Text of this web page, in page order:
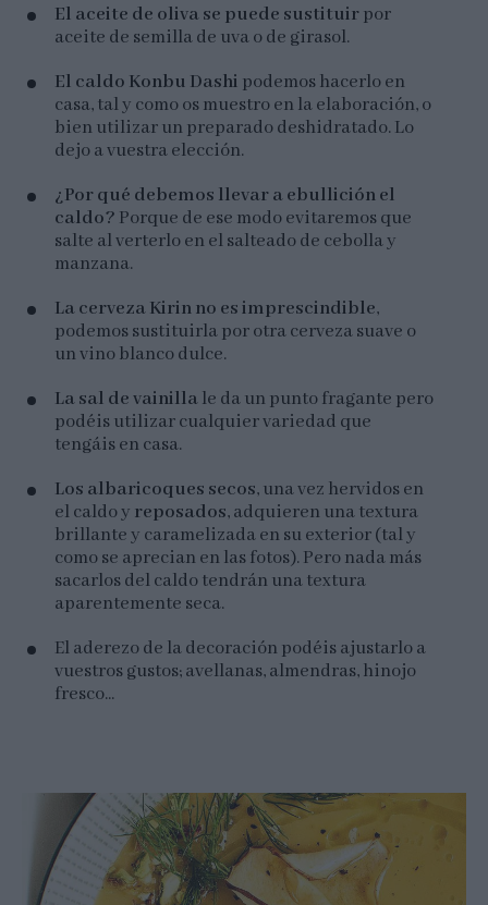
El aceite de oliva se puede sustituirpor
aceite de semilla de uva o de girasol.
El caldo Konbu Dashi podemos hacerlo en
casa, tal y como os muestro en la elaboración, o
bien utilizar un preparado deshidratado. Lo
dejo a vuestra elección.
¿Por qué debemos llevar a ebullición el
caldo? Porque de ese modo evitaremos que
salte al verterlo en el salteado de cebolla y
manzana.
La cerveza Kirin no es imprescindible,
podemos sustituirla por otra cerveza suave o
un vino blanco dulce.
La sal de vainillale da un punto fragante pero
podéis utilizar cualquier variedad que
tengáis en casa.
Los albaricoques secos, una vez hervidos en
el caldo y reposados, adquieren una textura
brillante y caramelizada en su exterior (tal y
como se aprecian en las fotos). Pero nada más
sacarlos del caldo tendrán una textura
aparentemente seca.
El aderezo de la decoración podéis ajustarlo a
vuestros gustos; avellanas, almendras, hinojo
fresco...